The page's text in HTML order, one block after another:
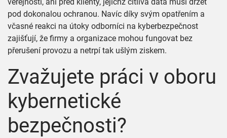
pod dokonalou ochranou. Navíc díky svým opatřením a
včasné reakci na útoky odborníci na kyberbezpečnost
zajišťují, že firmy a organizace mohou fungovat bez
přerušení provozu a netrpí tak ušlým ziskem.
Zvažujete práci v oboru
kybernetické
bezpečnosti?